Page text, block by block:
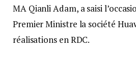
MA Qianli Adam, a saisi
Premier Ministre la société
réalisations en RDC.